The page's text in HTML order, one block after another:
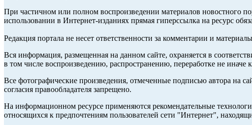
При частичном или полном воспроизведении материалов новостного
использовании в Интернет-изданиях прямая гиперссылка на ресурс
Редакция портала не несет ответственности за комментарии и
Вся информация, размещенная на данном сайте, охраняется в
в том числе воспроизведению, распространению, переработке не иначе
Все фотографические произведения, отмеченные подписью автора на
согласия правообладателя запрещено.
На информационном ресурсе применяются рекомендательные
относящихся к предпочтениям пользователей сети "Интернет",